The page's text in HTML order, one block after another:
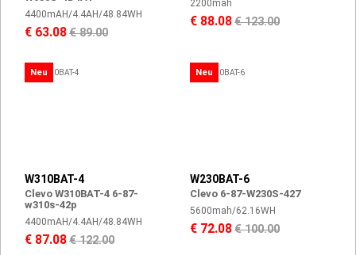
4400mAH/4.4AH/48.84WH
€ 63.08€ 89.00
2200mah
€ 88.08€ 123.00
Neu
W310BAT-4
Clevo W310BAT-4 6-87-
w310s-42p
4400mAH/4.4AH/48.84WH
€ 87.08€ 122.00
Neu
W230BAT-6
Clevo 6-87-W230S-427
5600mah/62.16WH
€ 72.08€ 100.00